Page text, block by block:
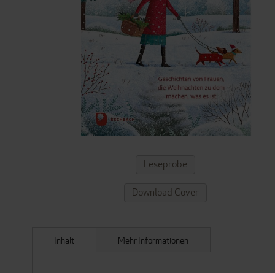
ZUM
ANFANG
BILDERGALERIE
Leseprobe
Download Cover
Inhalt Mehr Informationen